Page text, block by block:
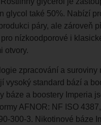
glycol také 50%. Nabízí
páry, ale zároveň
pro nízkoodporové i
otvory.
zpracování a suroviny
vysoký standard bází a
báze a boostery Imperia
AFNOR: NF ISO
300-3. Nikotinové báze